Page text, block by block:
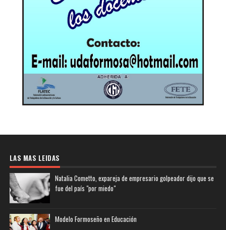
LAS MAS LEIDAS
Natalia Cometto, expareja de empresario golpeador dijo que se
fue del país "por miedo"
Modelo Formoseño en Educación